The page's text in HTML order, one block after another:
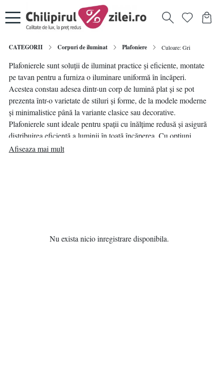
CATEGORII Corpuri de iluminat Plafoniere Culoare: Gri
Plafonierele sunt soluții de iluminat practice și eficiente, montate
pe tavan pentru a furniza o iluminare uniformă în încăperi.
Acestea constau adesea dintr-un corp de lumină plat și se pot
prezenta într-o varietate de stiluri și forme, de la modele moderne
și minimalistice până la variante clasice sau decorative.
Plafonierele sunt ideale pentru spații cu înălțime redusă și asigură
distribuirea eficientă a luminii în toată încăperea. Cu opțiuni
precum tehnologia LED sau variante cu difuzoare pentru
Afiseaza mai mult
Nu exista nicio inregistrare disponibila.